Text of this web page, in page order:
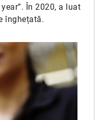
În 2020, a luat
înghețată.